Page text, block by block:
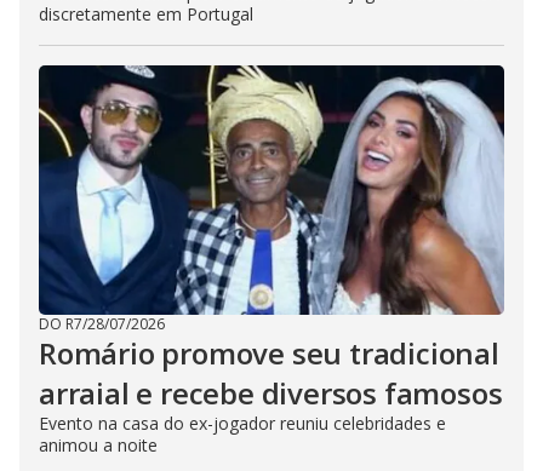
discretamente em Portugal
DO R7/28/07/2026
Romário promove seu tradicional
arraial e recebe diversos famosos
Evento na casa do ex-jogador reuniu celebridades e
animou a noite